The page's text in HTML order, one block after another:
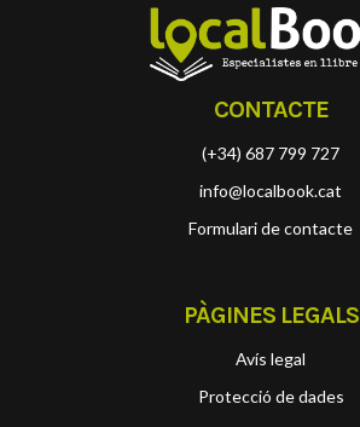
CONTACTE
(+34) 687 799 727
info@localbook.cat
Formulari de contacte
PÀGINES LEGALS
Avís legal
Protecció de dades